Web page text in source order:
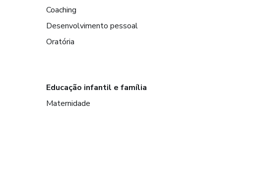
Coaching
Desenvolvimento pessoal
Oratória
Educação infantil e família
Maternidade